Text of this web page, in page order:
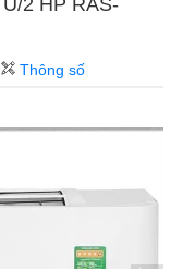
2 HP RAS-
Thông số